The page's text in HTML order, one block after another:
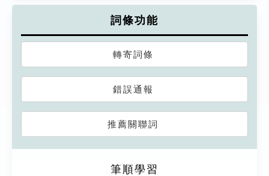
詞條功能
轉寄詞條
錯誤通報
推薦關聯詞
筆順學習